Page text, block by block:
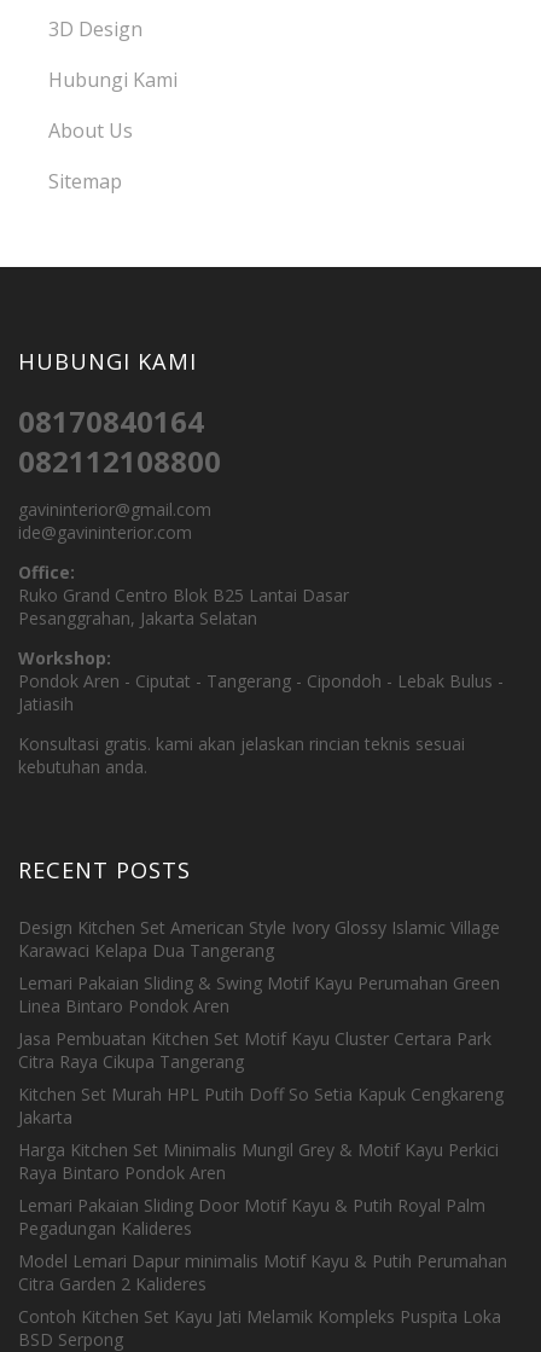
3D Design
Hubungi Kami
About Us
Sitemap
HUBUNGI KAMI
08170840164
082112108800
gavininterior@gmail.com
ide@gavininterior.com
Office:
Ruko Grand Centro Blok B25 Lantai Dasar
Pesanggrahan, Jakarta Selatan
Workshop:
Pondok Aren - Ciputat - Tangerang - Cipondoh - Lebak Bulus -
Jatiasih
Konsultasi gratis. kami akan jelaskan rincian teknis sesuai
kebutuhan anda.
RECENT POSTS
Design Kitchen Set American Style Ivory Glossy Islamic Village
Karawaci Kelapa Dua Tangerang
Lemari Pakaian Sliding & Swing Motif Kayu Perumahan Green
Linea Bintaro Pondok Aren
Jasa Pembuatan Kitchen Set Motif Kayu Cluster Certara Park
Citra Raya Cikupa Tangerang
Kitchen Set Murah HPL Putih Doff So Setia Kapuk Cengkareng
Jakarta
Harga Kitchen Set Minimalis Mungil Grey & Motif Kayu Perkici
Raya Bintaro Pondok Aren
Lemari Pakaian Sliding Door Motif Kayu & Putih Royal Palm
Pegadungan Kalideres
Model Lemari Dapur minimalis Motif Kayu & Putih Perumahan
Citra Garden 2 Kalideres
Contoh Kitchen Set Kayu Jati Melamik Kompleks Puspita Loka
BSD Serpong